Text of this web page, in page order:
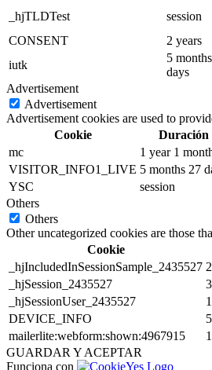
_hjTLDTest
session
CONSENT
2 years
iutk
5
days
Advertisement
Advertisement
Advertisement cookies are used to
Cookie
Duración
mc
1 year 1
VISITOR_INFO1_LIVE 5 months 27
YSC
session
Others
Others
Other uncategorized cookies are those
Cookie
_hjIncludedInSessionSample_2435527
_hjSession_2435527
_hjSessionUser_2435527
DEVICE_INFO
mailerlite:webform:shown:4967915
GUARDAR Y ACEPTAR
Funciona con